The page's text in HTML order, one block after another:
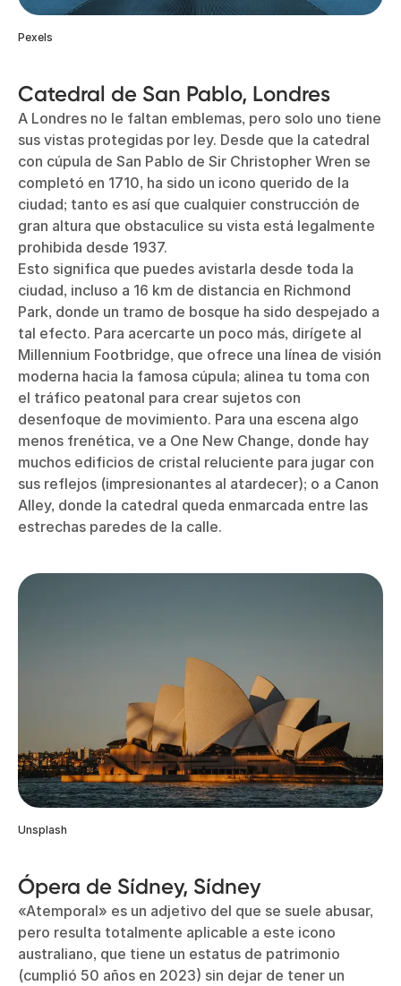
Pexels
Catedral de San Pablo, Londres
A Londres no le faltan emblemas, pero solo uno tiene
sus vistas protegidas por ley. Desde que la catedral
con cúpula de San Pablo de Sir Christopher Wren se
completó en 1710, ha sido un icono querido de la
ciudad; tanto es así que cualquier construcción de
gran altura que obstaculice su vista está legalmente
prohibida desde 1937.
Esto significa que puedes avistarla desde toda la
ciudad, incluso a 16 km de distancia en Richmond
Park, donde un tramo de bosque ha sido despejado a
tal efecto. Para acercarte un poco más, dirígete al
Millennium Footbridge, que ofrece una línea de visión
moderna hacia la famosa cúpula; alinea tu toma con
el tráfico peatonal para crear sujetos con
desenfoque de movimiento. Para una escena algo
menos frenética, ve a One New Change, donde hay
muchos edificios de cristal reluciente para jugar con
sus reflejos (impresionantes al atardecer); o a Canon
Alley, donde la catedral queda enmarcada entre las
estrechas paredes de la calle.
Unsplash
Ópera de Sídney, Sídney
«Atemporal» es un adjetivo del que se suele abusar,
pero resulta totalmente aplicable a este icono
australiano, que tiene un estatus de patrimonio
(cumplió 50 años en 2023) sin dejar de tener un